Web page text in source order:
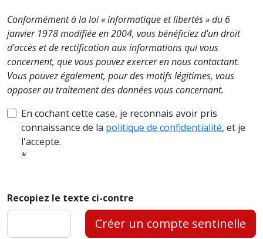
Conformément à la loi « informatique et libertés » du 6
janvier 1978 modifiée en 2004, vous bénéficiez d'un droit
d'accès et de rectification aux informations qui vous
concernent, que vous pouvez exercer en nous contactant.
Vous pouvez également, pour des motifs légitimes, vous
opposer au traitement des données vous concernant.
En cochant cette case, je reconnais avoir pris
connaissance de la politique de confidentialité, et je
l'accepte.
Recopiez le texte ci-contre
Créer un compte sentinelle